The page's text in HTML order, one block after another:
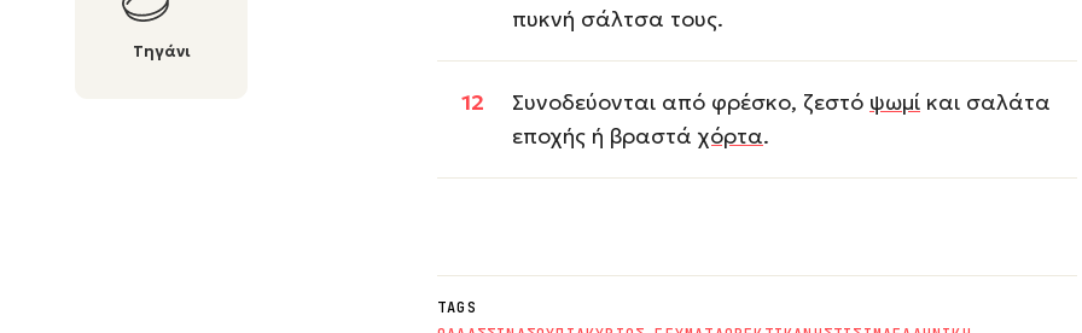
Τηγάνι
πυκνή σάλτσα τους.
Συνοδεύονται από φρέσκο, ζεστό ψωμί και σαλάτα
εποχής ή βραστά χόρτα.
TAGS